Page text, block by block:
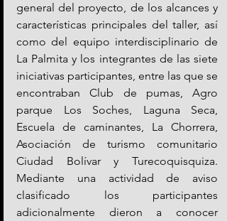
general del proyecto, de los alcances y
características principales del taller, así
como del equipo interdisciplinario de
La Palmita y los integrantes de las siete
iniciativas participantes, entre las que se
encontraban Club de pumas, Agro
parque Los Soches, Laguna Seca,
Escuela de caminantes, La Chorrera,
Asociación de turismo comunitario
Ciudad Bolívar y Turecoquisquiza.
Mediante una actividad de aviso
clasificado los participantes
adicionalmente dieron a conocer